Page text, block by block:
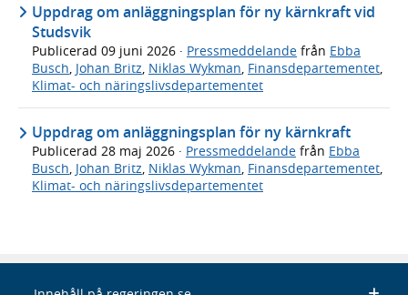
Uppdrag om anläggningsplan för ny kärnkraft vid
Studsvik
Publicerad 09 juni 2026 · Pressmeddelande från Ebba
Busch, Johan Britz, Niklas Wykman, Finansdepartementet,
Klimat- och näringslivsdepartementet
Uppdrag om anläggningsplan för ny kärnkraft
Publicerad 28 maj 2026 · Pressmeddelande från Ebba
Busch, Johan Britz, Niklas Wykman, Finansdepartementet,
Klimat- och näringslivsdepartementet